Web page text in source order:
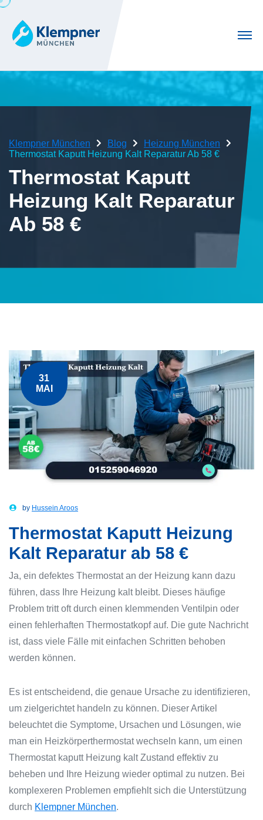
Klempner München Blog
Heizung München
Thermostat Kaputt Heizung Kalt Reparatur Ab 58 €
Thermostat Kaputt
Heizung Kalt Reparatur
Ab 58 €
31
MAI
by Hussein Aroos
Thermostat Kaputt Heizung
Kalt Reparatur ab 58 €
Ja, ein defektes Thermostat an der Heizung kann dazu
führen, dass Ihre Heizung kalt bleibt. Dieses häufige
Problem tritt oft durch einen klemmenden Ventilpin oder
einen fehlerhaften Thermostatkopf auf. Die gute Nachricht
ist, dass viele Fälle mit einfachen Schritten behoben
werden können.
Es ist entscheidend, die genaue Ursache zu identifizieren,
um zielgerichtet handeln zu können. Dieser Artikel
beleuchtet die Symptome, Ursachen und Lösungen, wie
man ein Heizkörperthermostat wechseln kann, um einen
Thermostat kaputt Heizung kalt Zustand effektiv zu
beheben und Ihre Heizung wieder optimal zu nutzen. Bei
komplexeren Problemen empfiehlt sich die Unterstützung
durch Klempner München.